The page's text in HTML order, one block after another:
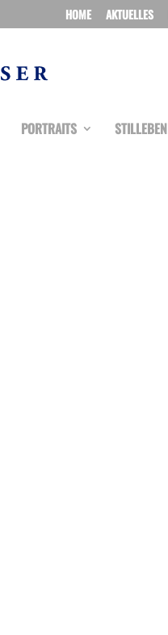
HOME AKTUELLES
PORTRAITS STILLEBEN